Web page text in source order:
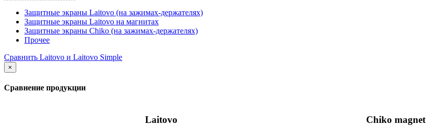
Защитные экраны Laitovo (на зажимах-держателях)
Защитные экраны Laitovo на магнитах
Защитные экраны Chiko (на зажимах-держателях)
Прочее
Сравнить Laitovo и Laitovo Simple
×
Сравнение продукции
Laitovo Chiko magnet